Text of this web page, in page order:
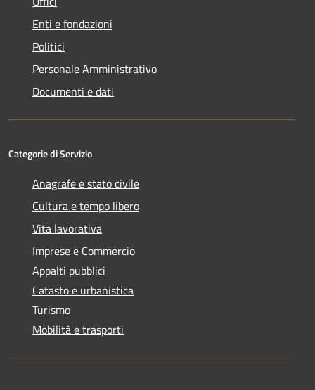
Enti e fondazioni
Politici
Personale Amministrativo
Documenti e dati
Categorie di Servizio
Anagrafe e stato civile
Cultura e tempo libero
Vita lavorativa
Imprese e Commercio
Appalti pubblici
Catasto e urbanistica
Turismo
Mobilità e trasporti